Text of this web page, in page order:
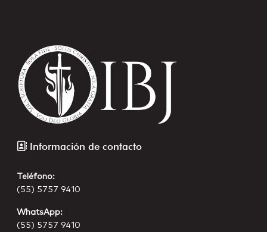
Información de contacto
Teléfono:
(55) 5757 9410
WhatsApp:
(55) 5757 9410